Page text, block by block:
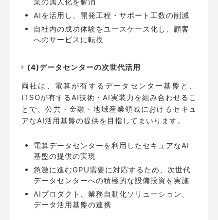
AIを活用し、開発工程・サポート工数の削減
自社内の成功体験をユースケース化し、顧客
へのサービスに転換
(4)データセンターの次世代活用
両社は、電算が有するデータセンター基盤と、
ITSOが有するAI技術・AI実装力を組み合わせるこ
とで、公共・金融・地域産業領域におけるセキュ
アなAI活用基盤の提供を目指してまいります。
電算データセンターを利用したセキュアなAI
基盤の提供の実現
急激に進むGPU需要に対応するため、次世代
データセンターへの積極的な設備投資を実施
AIプロダクト、業務自動化ソリューション、
データ活用基盤の連携